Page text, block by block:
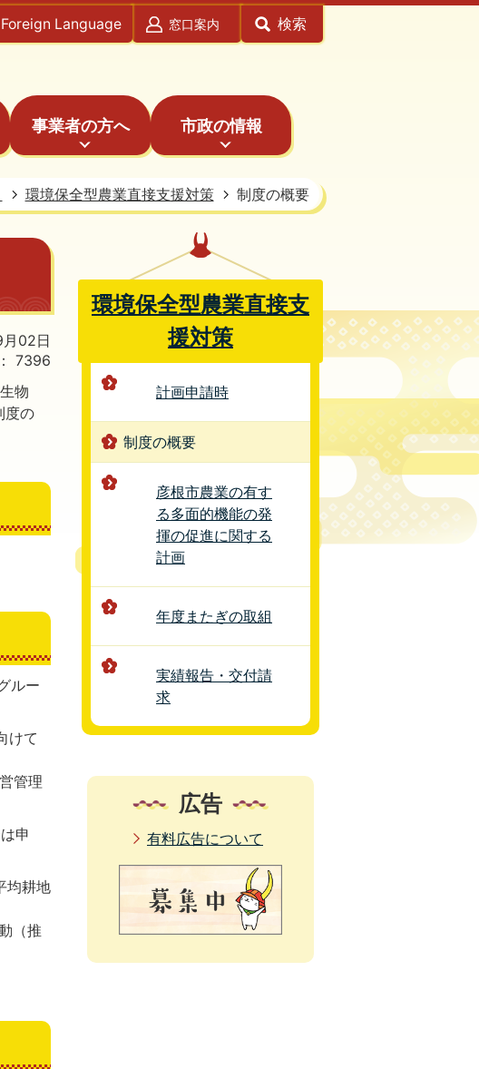
Foreign Language 窓口案内 検索
事業者の方へ 市政の情報
環境保全型農業直接支援対策 制度の概要
02日
7396
物
度の
ルー
けて
管理
申
均耕地
（推
環境保全型農業直接支
援対策
計画申請時
制度の概要
彦根市農業の有す
る多面的機能の発
揮の促進に関する
計画
年度またぎの取組
実績報告・交付請
求
広告
有料広告について